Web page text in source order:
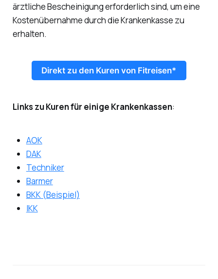
ärztliche Bescheinigung erforderlich sind, um eine
Kostenübernahme durch die Krankenkasse zu
erhalten.
Direkt zu den Kuren von Fitreisen*
Links zu Kuren für einige Krankenkassen:
AOK
DAK
Techniker
Barmer
BKK (Beispiel)
IKK